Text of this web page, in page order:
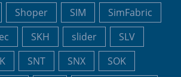
Shoper SIM
SimFabric
SKH slider
SLV
SNT SNX
SOK